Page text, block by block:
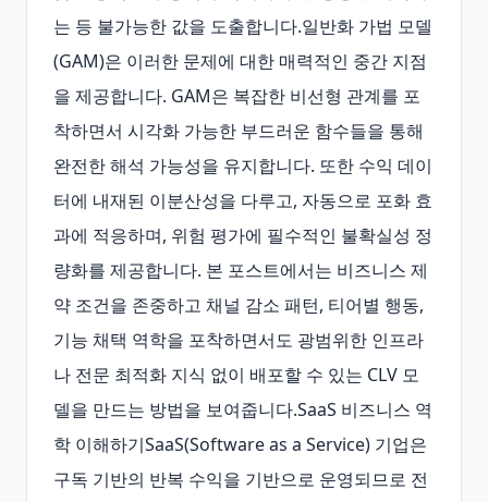
는 등 불가능한 값을 도출합니다.일반화 가법 모델
(GAM)은 이러한 문제에 대한 매력적인 중간 지점
을 제공합니다. GAM은 복잡한 비선형 관계를 포
착하면서 시각화 가능한 부드러운 함수들을 통해
완전한 해석 가능성을 유지합니다. 또한 수익 데이
터에 내재된 이분산성을 다루고, 자동으로 포화 효
과에 적응하며, 위험 평가에 필수적인 불확실성 정
량화를 제공합니다. 본 포스트에서는 비즈니스 제
약 조건을 존중하고 채널 감소 패턴, 티어별 행동,
기능 채택 역학을 포착하면서도 광범위한 인프라
나 전문 최적화 지식 없이 배포할 수 있는 CLV 모
델을 만드는 방법을 보여줍니다.SaaS 비즈니스 역
학 이해하기SaaS(Software as a Service) 기업은
구독 기반의 반복 수익을 기반으로 운영되므로 전